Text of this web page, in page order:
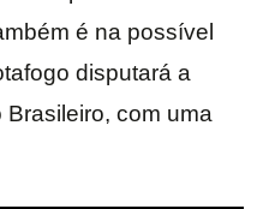
é na possível
disputará a
Brasileiro, com uma